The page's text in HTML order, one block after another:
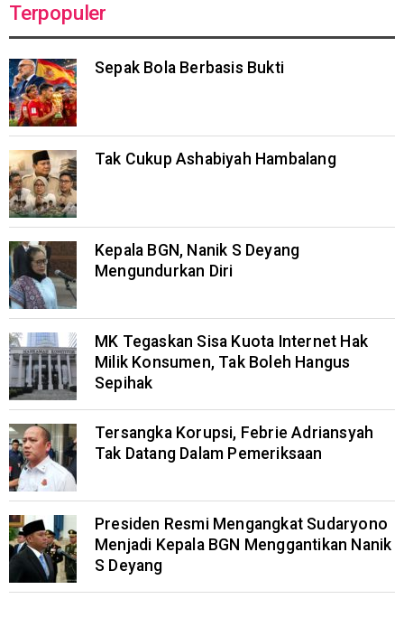
Terpopuler
Sepak Bola Berbasis Bukti
Tak Cukup Ashabiyah Hambalang
Kepala BGN, Nanik S Deyang
Mengundurkan Diri
MK Tegaskan Sisa Kuota Internet Hak
Milik Konsumen, Tak Boleh Hangus
Sepihak
Tersangka Korupsi, Febrie Adriansyah
Tak Datang Dalam Pemeriksaan
Presiden Resmi Mengangkat Sudaryono
Menjadi Kepala BGN Menggantikan Nanik
S Deyang